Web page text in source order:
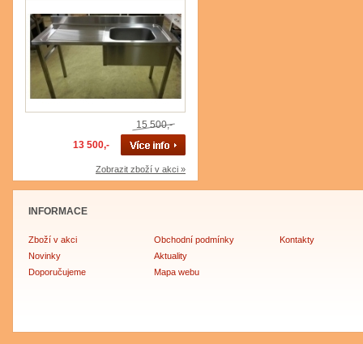
15 500,-
13 500,-
Zobrazit zboží v akci »
INFORMACE
Zboží v akci
Novinky
Doporučujeme
Obchodní podmínky
Aktuality
Mapa webu
Kontakty